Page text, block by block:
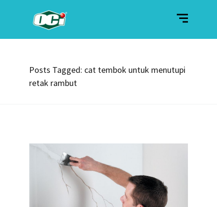
Posts Tagged: cat tembok untuk menutupi
retak rambut